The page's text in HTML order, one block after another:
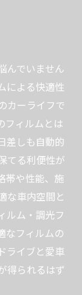
んでいません
による快適性
カーライフで
フィルムとは
差しも自動的
てる利便性が
帯や性能、施
な車内空間と
ルム・調光フ
なフィルムの
ライブと愛車
得られるはず